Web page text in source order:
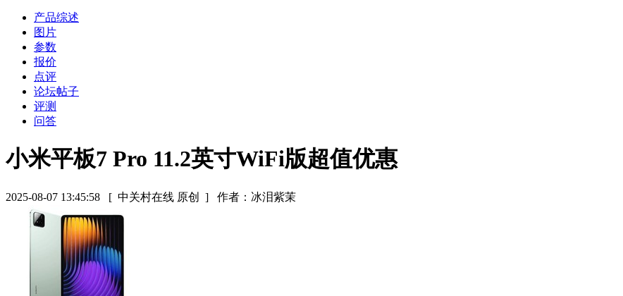
产品综述
图片
参数
报价
点评
论坛帖子
评测
问答
小米平板7 Pro 11.2英寸WiFi版超值优惠
2025-08-07 13:45:58 [ 中关村在线 原创 ] 作者：冰泪紫茉